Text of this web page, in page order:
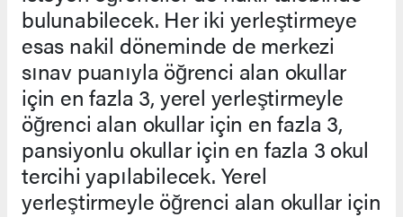
bulunabilecek. Her iki yerleştirmeye
esas nakil döneminde de merkezi
sınav puanıyla öğrenci alan okullar
için en fazla 3, yerel yerleştirmeyle
öğrenci alan okullar için en fazla 3,
pansiyonlu okullar için en fazla 3 okul
tercihi yapılabilecek. Yerel
yerleştirmeyle öğrenci alan okullar için